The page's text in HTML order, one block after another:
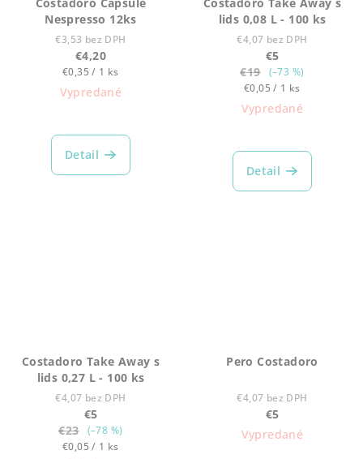
Nespresso 12ks
€3,53 bez DPH
€4,20
Jednotková
cena:
€0,35 / 1 ks
Vypredané
Detail
lids 0,08 L - 100 ks
€4,07 bez DPH
€5
€19
(–73 %)
Jednotková
cena:
€0,05 / 1 ks
Vypredané
Detail
Costadoro Take Away s
lids 0,27 L - 100 ks
€4,07 bez DPH
€5
€23
(–78 %)
Jednotková
€0,05 / 1 ks
Pero Costadoro
€4,07 bez DPH
€5
Vypredané